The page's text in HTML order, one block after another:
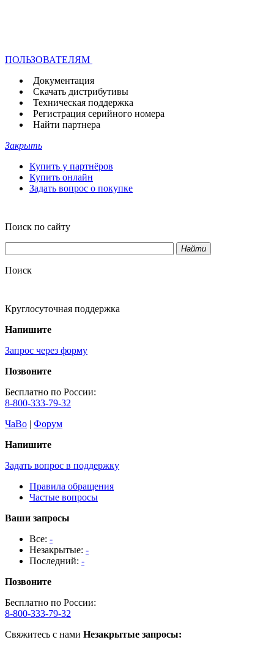
ПОЛЬЗОВАТЕЛЯМ
Документация
Скачать дистрибутивы
Техническая поддержка
Регистрация серийного номера
Найти партнера
Закрыть
Купить у партнёров
Купить онлайн
Задать вопрос о покупке
Поиск по сайту
Найти
Поиск
Круглосуточная поддержка
Напишите
Запрос через форму
Позвоните
Бесплатно по России:
8-800-333-79-32
ЧаВо | Форум
Напишите
Задать вопрос в поддержку
Правила обращения
Частые вопросы
Ваши запросы
Все: -
Незакрытые: -
Последний: -
Позвоните
Бесплатно по России:
8-800-333-79-32
Свяжитесь с нами Незакрытые запросы: